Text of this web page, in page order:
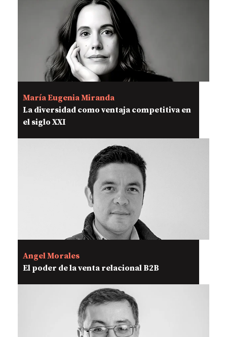
María Eugenia Miranda
La diversidad como ventaja competitiva en
el siglo XXI
Angel Morales
El poder de la venta relacional B2B